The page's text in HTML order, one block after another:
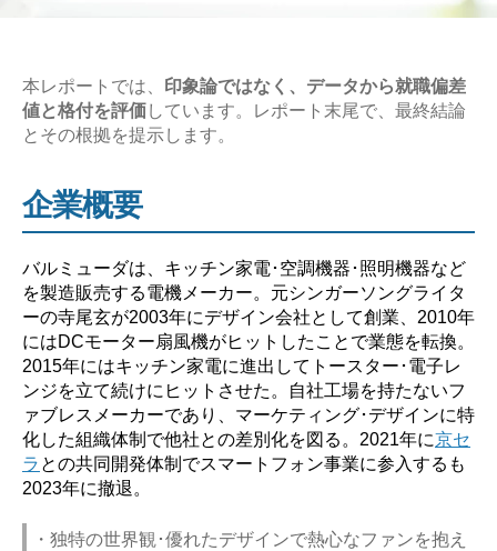
本レポートでは、
印象論ではなく、データから就職偏差
値と格付を評価しています。レポート末尾で、最終結論
とその根拠を提示します。
企業概要
バルミューダは、キッチン家電･空調機器･照明機器など
を製造販売する電機メーカー。元シンガーソングライタ
ーの寺尾玄が2003年にデザイン会社として創業、2010年
にはDCモーター扇風機がヒットしたことで業態を転換。
2015年にはキッチン家電に進出してトースター･電子レ
ンジを立て続けにヒットさせた。自社工場を持たないフ
ァブレスメーカーであり、マーケティング･デザインに特
化した組織体制で他社との差別化を図る。2021年に京セ
ラ との共同開発体制でスマートフォン事業に参入するも
2023年に撤退。
・独特の世界観･優れたデザインで熱心なファンを抱え